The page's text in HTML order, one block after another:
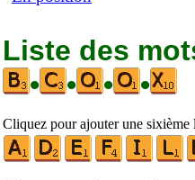
Liste des
•
• • •
Cliquez pour ajouter une sixième